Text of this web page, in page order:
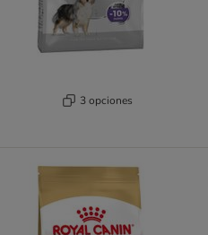
3 opciones